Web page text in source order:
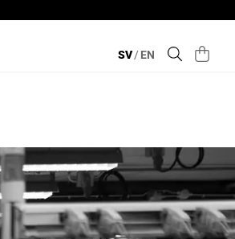
SV/EN